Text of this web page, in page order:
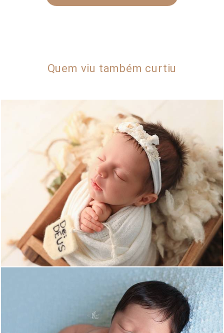
Quem viu também curtiu
229 0